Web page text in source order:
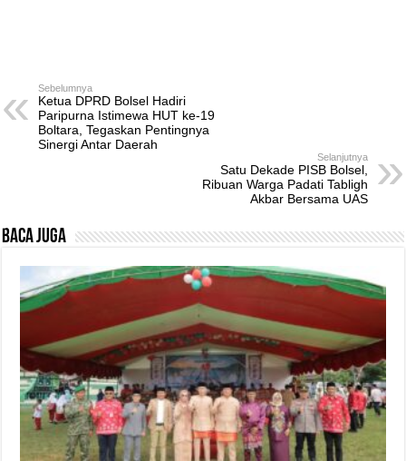
Sebelumnya
Ketua DPRD Bolsel Hadiri
Paripurna Istimewa HUT ke-19
Boltara, Tegaskan Pentingnya
Sinergi Antar Daerah
Selanjutnya
Satu Dekade PISB Bolsel,
Ribuan Warga Padati Tabligh
Akbar Bersama UAS
Baca Juga